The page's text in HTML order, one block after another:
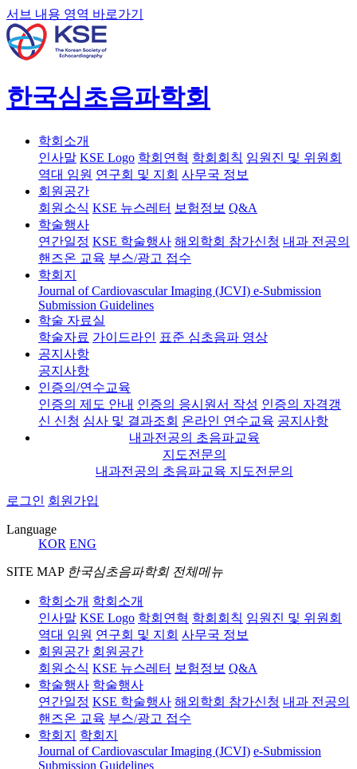
서브 내용 영역 바로가기
한국심초음파학회
학회소개
인사말 KSE Logo 학회연혁 학회회칙 임원진 및 위원회
역대 임원 연구회 및 지회 사무국 정보
회원공간
회원소식 KSE 뉴스레터 보험정보 Q&A
학술행사
연간일정 KSE 학술행사 해외학회 참가신청 내과 전공의
핸즈온 교육 부스/광고 접수
학회지
Journal of Cardiovascular Imaging (JCVI) e-Submission
Submission Guidelines
학술 자료실
학술자료 가이드라인 표준 심초음파 영상
공지사항
공지사항
인증의/연수교육
인증의 제도 안내 인증의 응시원서 작성 인증의 자격갱
신 신청 심사 및 결과조회 온라인 연수교육 공지사항
내과전공의 초음파교육
지도전문의
내과전공의 초음파교육 지도전문의
로그인 회원가입
Language
KOR ENG
SITE MAP 한국심초음파학회 전체메뉴
학회소개 학회소개
인사말 KSE Logo 학회연혁 학회회칙 임원진 및 위원회
역대 임원 연구회 및 지회 사무국 정보
회원공간 회원공간
회원소식 KSE 뉴스레터 보험정보 Q&A
학술행사 학술행사
연간일정 KSE 학술행사 해외학회 참가신청 내과 전공의
핸즈온 교육 부스/광고 접수
학회지
학회지
Journal of Cardiovascular Imaging (JCVI) e-Submission
Submission Guidelines